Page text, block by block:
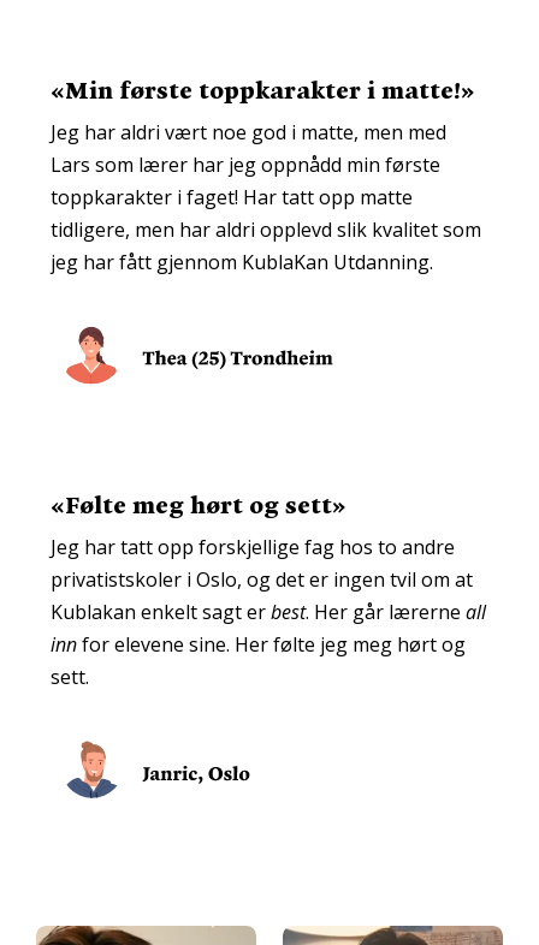
«Min første toppkarakter i matte!»
Jeg har aldri vært noe god i matte, men med
Lars som lærer har jeg oppnådd min første
toppkarakter i faget! Har tatt opp matte
tidligere, men har aldri opplevd slik kvalitet som
jeg har fått gjennom KublaKan Utdanning.
«Følte meg hørt og sett»
Jeg har tatt opp forskjellige fag hos to andre
privatistskoler i Oslo, og det er ingen tvil om at
Kublakan enkelt sagt erbest. Her går lærerne all
innfor elevene sine. Her følte jeg meg hørt og
sett.